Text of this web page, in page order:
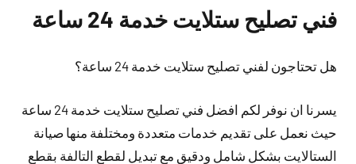
فني تصليح ستلايت خدمة 24 ساعة
هل تحتاجون لفني تصليح ستلايت خدمة 24 ساعة؟
يسرنا ان نوفر لكم افضل فني تصليح ستلايت خدمة 24 ساعة
حيث نعمل على تقديم خدمات متعددة ومختلفة منها صيانة
الستالايت بشكل شامل ودقيق مع تبديل لقطع التالفة بقطع